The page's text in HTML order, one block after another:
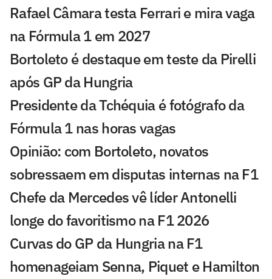
Rafael Câmara testa Ferrari e mira vaga
na Fórmula 1 em 2027
Bortoleto é destaque em teste da Pirelli
após GP da Hungria
Presidente da Tchéquia é fotógrafo da
Fórmula 1 nas horas vagas
Opinião: com Bortoleto, novatos
sobressaem em disputas internas na F1
Chefe da Mercedes vê líder Antonelli
longe do favoritismo na F1 2026
Curvas do GP da Hungria na F1
homenageiam Senna, Piquet e Hamilton